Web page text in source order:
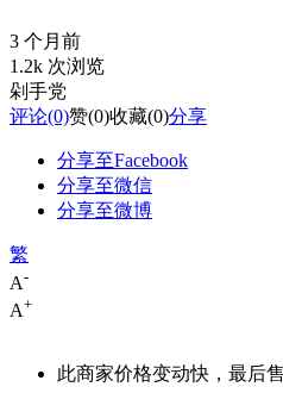
3 个月前
1.2k 次浏览
剁手党
评论(0)赞(0)收藏(0)分享
分享至Facebook
分享至微信
分享至微博
繁
A-
A+
此商家价格变动快，最后